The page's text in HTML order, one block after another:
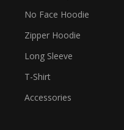
No Face Hoodie
Zipper Hoodie
Long Sleeve
T-Shirt
Accessories